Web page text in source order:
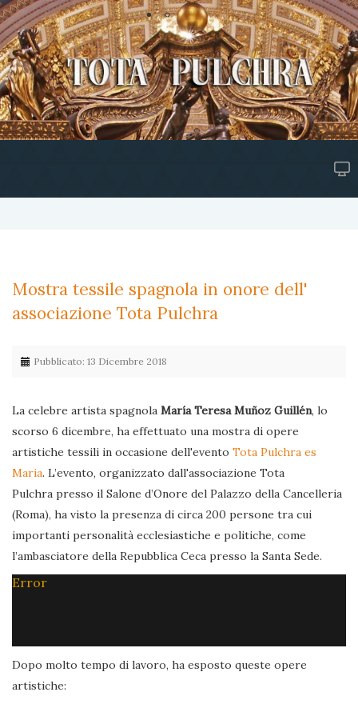
Mostra tessile spagnola in onore dell'
associazione Tota Pulchra
Pubblicato: 13 Dicembre 2018
La celebre artista spagnola María Teresa Muñoz Guillén, lo
scorso 6 dicembre, ha effettuato una mostra di opere
artistiche tessili in occasione dell'evento Tota Pulchra es
Maria. L’evento, organizzato dall'associazione Tota
Pulchra presso il Salone d’Onore del Palazzo della Cancelleria
(Roma), ha visto la presenza di circa 200 persone tra cui
importanti personalità ecclesiastiche e politiche, come
l’ambasciatore della Repubblica Ceca presso la Santa Sede.
Error
Dopo molto tempo di lavoro, ha esposto queste opere
artistiche: